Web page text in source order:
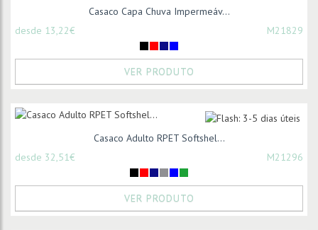
Casaco Capa Chuva Impermeáv...
desde 13,22€
M21829
VER PRODUTO
Casaco Adulto RPET Softshel...
desde 32,51€
M21296
VER PRODUTO